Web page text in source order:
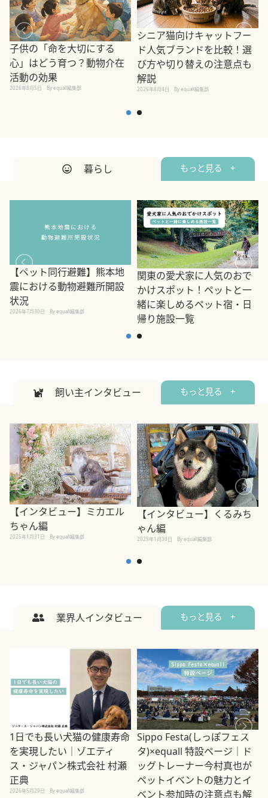
子供の「命を大切にする
心」はどう育つ？動物介在
活動の効果
2026年8月5日 By equall編集部
シニア猫向けキャットフー
ド人気ブランドを比較！選
び方や切り替えの注意点も
解説
2026年8月4日 By equall編集部
暮らし もっと見る +
【ペット同行避難】熊本地
震における動物避難所開設
状況
2026年7月30日 By equall編集部
関東の愛犬家に人気のおで
かけスポット！ペットと一
緒に楽しめるペット宿・日
帰り施設一覧
飼い主インタビュー もっと見る +
【インタビュー】ミカエル
ちゃん編
2025年1月31日 By equall編集部
【インタビュー】くるみち
ゃん編
2025年1月30日 By equall編集部
業界人インタビュー もっと見る +
1日でも長い犬猫の健康寿命
を実現したい｜ゾエティ
ス・ジャパン株式会社 村瀬
正典
2026年5月29日 By equall編集部
Sippo Festa(しっぽフェス
タ)×equall 特設ページ｜ド
ッグトレーナー今村真也が
ペットイベントの魅力とイ
ベント参加時の注意点も解